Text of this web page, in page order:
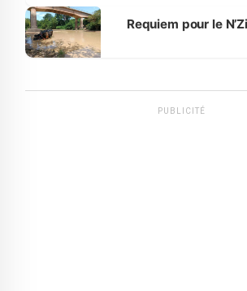
Requiem pour le N’Zi
PUBLICITÉ